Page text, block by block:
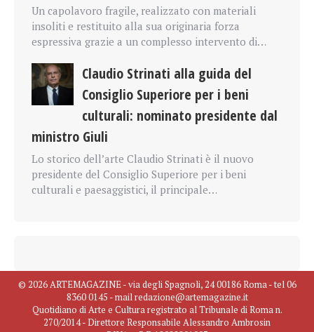
Un capolavoro fragile, realizzato con materiali
insoliti e restituito alla sua originaria forza
espressiva grazie a un complesso intervento di…
Claudio Strinati alla guida del
Consiglio Superiore per i beni
culturali: nominato presidente dal
ministro Giuli
Lo storico dell’arte Claudio Strinati è il nuovo
presidente del Consiglio Superiore per i beni
culturali e paesaggistici, il principale…
© 2026 ARTEMAGAZINE - via degli Spagnoli, 24 00186 Roma - tel 06
8360 0145 - mail redazione@artemagazine.it
Quotidiano di Arte e Cultura registrato al Tribunale di Roma n.
270/2014 - Direttore Responsabile Alessandro Ambrosin